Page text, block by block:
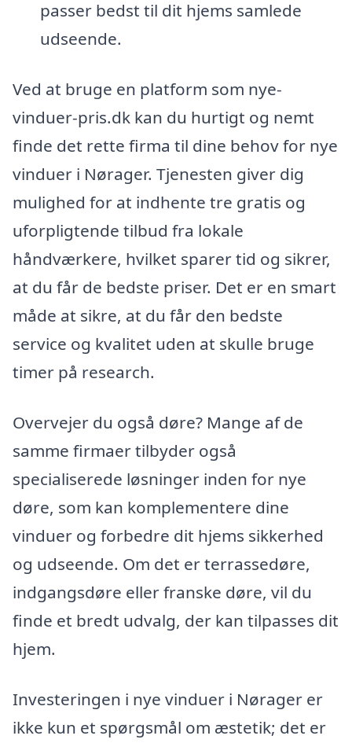
passer bedst til dit hjems samlede
udseende.
Ved at bruge en platform som nye-
vinduer-pris.dk kan du hurtigt og nemt
finde det rette firma til dine behov for nye
vinduer i Nørager. Tjenesten giver dig
mulighed for at indhente tre gratis og
uforpligtende tilbud fra lokale
håndværkere, hvilket sparer tid og sikrer,
at du får de bedste priser. Det er en smart
måde at sikre, at du får den bedste
service og kvalitet uden at skulle bruge
timer på research.
Overvejer du også døre? Mange af de
samme firmaer tilbyder også
specialiserede løsninger inden for nye
døre, som kan komplementere dine
vinduer og forbedre dit hjems sikkerhed
og udseende. Om det er terrassedøre,
indgangsdøre eller franske døre, vil du
finde et bredt udvalg, der kan tilpasses dit
hjem.
Investeringen i nye vinduer i Nørager er
ikke kun et spørgsmål om æstetik; det er